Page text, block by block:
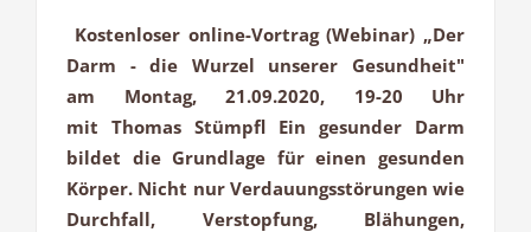
Kostenloser online-Vortrag (Webinar) „Der
Darm - die Wurzel unserer Gesundheit"
am Montag, 21.09.2020, 19-20 Uhr
mit Thomas Stümpfl Ein gesunder Darm
bildet die Grundlage für einen gesunden
Körper. Nicht nur Verdauungsstörungen wie
Durchfall, Verstopfung, Blähungen,